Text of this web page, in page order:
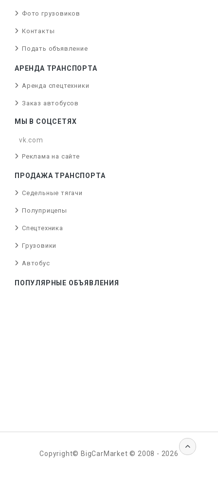
Фото грузовиков
Контакты
Подать объявление
АРЕНДА ТРАНСПОРТА
Аренда спецтехники
Заказ автобусов
МЫ В СОЦСЕТЯХ
vk.com
Реклама на сайте
ПРОДАЖА ТРАНСПОРТА
Седельные тягачи
Полуприцепы
Спецтехника
Грузовики
Автобус
ПОПУЛЯРНЫЕ ОБЪЯВЛЕНИЯ
Copyright© BigCarMarket © 2008 - 2026